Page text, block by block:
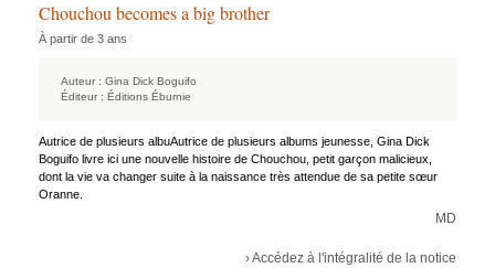
Chouchou becomes a big brother
À partir de 3 ans
Auteur : Gina Dick Boguifo
Éditeur : Éditions Éburnie
Autrice de plusieurs albuAutrice de plusieurs albums jeunesse, Gina Dick
Boguifo livre ici une nouvelle histoire de Chouchou, petit garçon malicieux,
dont la vie va changer suite à la naissance très attendue de sa petite sœur
Oranne.
MD
› Accédez à l'intégralité de la notice